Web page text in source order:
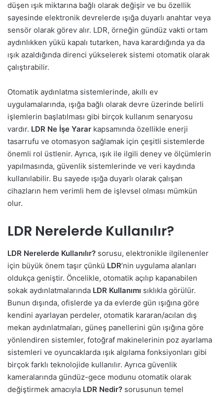
düşen ışık miktarına bağlı olarak değişir ve bu özellik
sayesinde elektronik devrelerde ışığa duyarlı anahtar veya
sensör olarak görev alır. LDR, örneğin gündüz vakti ortam
aydınlıkken yükü kapalı tutarken, hava karardığında ya da
ışık azaldığında direnci yükselerek sistemi otomatik olarak
çalıştırabilir.
Otomatik aydınlatma sistemlerinde, akıllı ev
uygulamalarında, ışığa bağlı olarak devre üzerinde belirli
işlemlerin başlatılması gibi birçok kullanım senaryosu
vardır. LDR Ne İşe Yarar kapsamında özellikle enerji
tasarrufu ve otomasyon sağlamak için çeşitli sistemlerde
önemli rol üstlenir. Ayrıca, ışık ile ilgili deney ve ölçümlerin
yapılmasında, güvenlik sistemlerinde ve veri kaydında
kullanılabilir. Bu sayede ışığa duyarlı olarak çalışan
cihazların hem verimli hem de işlevsel olması mümkün
olur.
LDR Nerelerde Kullanılır?
LDR Nerelerde Kullanılır? sorusu, elektronikle ilgilenenler
için büyük önem taşır çünkü LDR’nin uygulama alanları
oldukça geniştir. Öncelikle, otomatik açılıp kapanabilen
sokak aydınlatmalarında LDR Kullanımı sıklıkla görülür.
Bunun dışında, ofislerde ya da evlerde gün ışığına göre
kendini ayarlayan perdeler, otomatik kararan/acılan dış
mekan aydınlatmaları, güneş panellerini gün ışığına göre
yönlendiren sistemler, fotoğraf makinelerinin poz ayarlama
sistemleri ve oyuncaklarda ışık algılama fonksiyonları gibi
birçok farklı teknolojide kullanılır. Ayrıca güvenlik
kameralarında gündüz-gece modunu otomatik olarak
değiştirmek amacıyla LDR Nedir? sorusunun temel